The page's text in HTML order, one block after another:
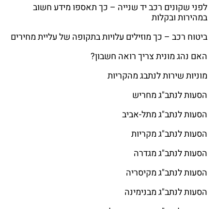
לפני שקונים רכב יד שנייה – כך תאספו מידע חשוב
במהירות ובקלות
ביטוח רכב – כך מוזילים עלויות בתקופה של עליית מחירים
האם נהג מונית צריך רואה חשבון?
מוניות שירות לנתבג מהקריות
הסעות לנתב"ג מחריש
הסעות לנתב"ג מתל-אביב
הסעות לנתב"ג מקריות
הסעות לנתב"ג מגדרה
הסעות לנתב"ג מקיסריה
הסעות לנתב"ג מבנימינה